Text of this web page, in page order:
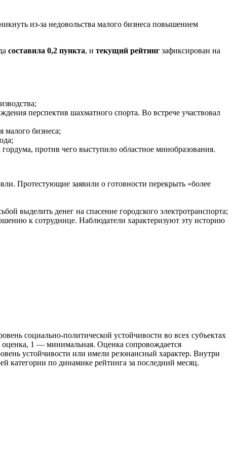
из-за недовольства малого бизнеса повышением
составила 0,2 пункта, и текущий рейтинг зафиксирован на
перспектив шахматного спорта. Во встрече участвовал
малого бизнеса;
против чего выступило областное минобразования.
Протестующие заявили о готовности перекрыть «более
выделить денег на спасение городского электротранспорта;
к сотруднице. Наблюдатели характеризуют эту историю
социально-политической устойчивости во всех субъектах
1 — минимальная. Оценка сопровождается
устойчивости или имели резонансный характер. Внутри
категории по динамике рейтинга за последний месяц.